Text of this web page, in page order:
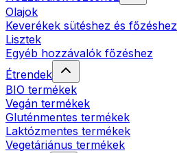
Olajok
Keverékek sütéshez és főzéshez
Lisztek
Egyéb hozzávalók főzéshez
Étrendek
BIO termékek
Vegán termékek
Gluténmentes termékek
Laktózmentes termékek
Vegetáriánus termékek